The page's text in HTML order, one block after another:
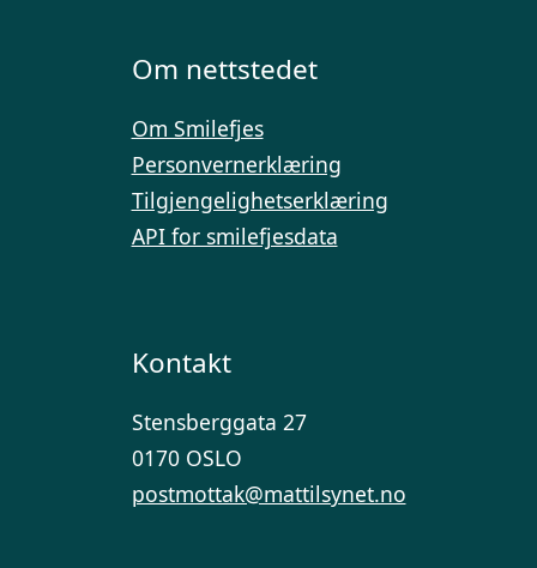
Om nettstedet
Om Smilefjes
Personvernerklæring
Tilgjengelighetserklæring
API for smilefjesdata
Kontakt
Stensberggata 27
0170 OSLO
postmottak@mattilsynet.no